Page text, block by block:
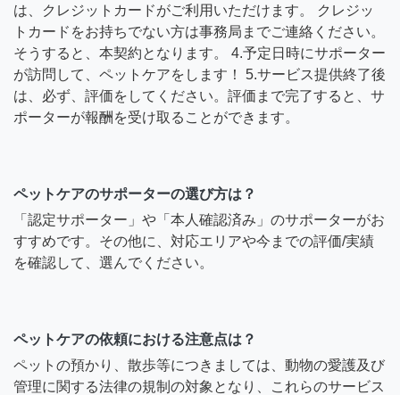
は、クレジットカードがご利用いただけます。 クレジッ
トカードをお持ちでない方は事務局までご連絡ください。
そうすると、本契約となります。 4.予定日時にサポーター
が訪問して、ペットケアをします！ 5.サービス提供終了後
は、必ず、評価をしてください。評価まで完了すると、サ
ポーターが報酬を受け取ることができます。
ペットケアのサポーターの選び方は？
「認定サポーター」や「本人確認済み」のサポーターがお
すすめです。その他に、対応エリアや今までの評価/実績
を確認して、選んでください。
ペットケアの依頼における注意点は？
ペットの預かり、散歩等につきましては、動物の愛護及び
管理に関する法律の規制の対象となり、これらのサービス